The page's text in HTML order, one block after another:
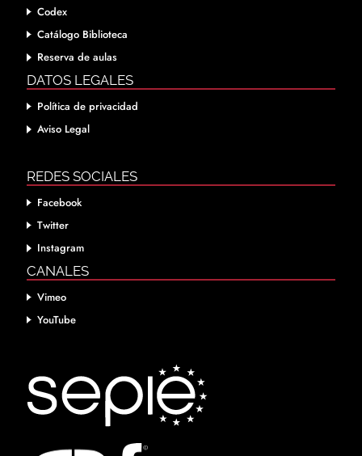
Codex
Catálogo Biblioteca
Reserva de aulas
DATOS LEGALES
Política de privacidad
Aviso Legal
REDES SOCIALES
Facebook
Twitter
Instagram
CANALES
Vimeo
YouTube